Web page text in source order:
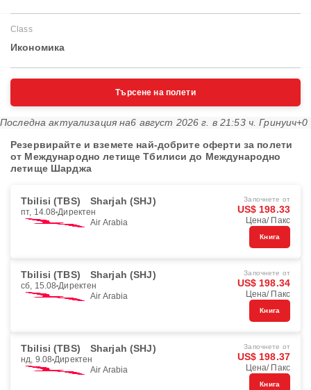
Class
Икономика
Търсене на полети
Последна актуализация на6 август 2026 г. в 21:53 ч. Гринуич+0
Резервирайте и вземете най-добрите оферти за полети
от Международно летище Тбилиси до Международно
летище Шарджа
Tbilisi (TBS) Sharjah (SHJ)
пт, 14.08 Директен
Air Arabia
Започнете от
US$ 198.33
Цена/ Пакс
Книга
Tbilisi (TBS) Sharjah (SHJ)
сб, 15.08 Директен
Air Arabia
Започнете от
US$ 198.34
Цена/ Пакс
Книга
Tbilisi (TBS) Sharjah (SHJ)
нд, 9.08 Директен
Air Arabia
Започнете от
US$ 198.37
Цена/ Пакс
Книга